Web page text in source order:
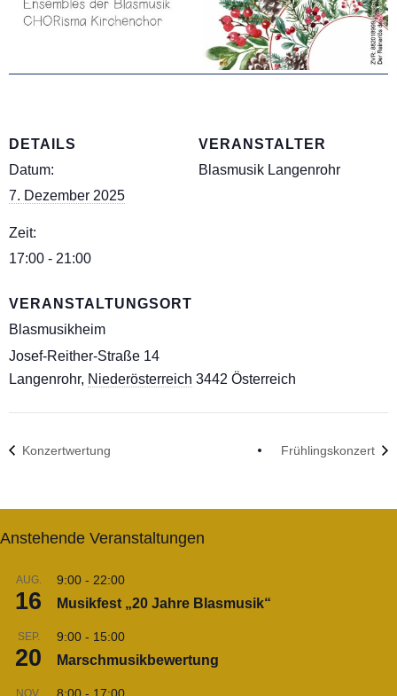
DETAILS
Datum:
7. Dezember 2025
Zeit:
17:00 - 21:00
VERANSTALTUNGSORT
Blasmusikheim
Josef-Reither-Straße 14
Langenrohr, Niederösterreich 3442 Österreich
VERANSTALTER
Blasmusik Langenrohr
Konzertwertung Frühlingskonzert
Anstehende Veranstaltungen
AUG.
16
9:00 - 22:00
Musikfest „20 Jahre Blasmusik“
SEP.
20
9:00 - 15:00
Marschmusikbewertung